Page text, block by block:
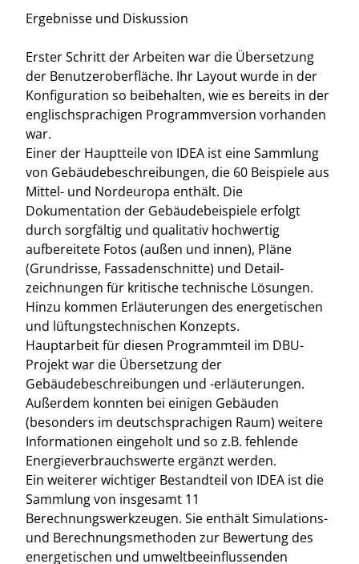
Ergebnisse und Diskussion
Erster Schritt der Arbeiten war die Übersetzung
der Benutzeroberfläche. Ihr Layout wurde in der
Konfiguration so beibehalten, wie es bereits in der
englischsprachigen Programmversion vorhanden
war.
Einer der Hauptteile von IDEA ist eine Sammlung
von Gebäudebeschreibungen, die 60 Beispiele aus
Mittel- und Nordeuropa enthält. Die
Dokumentation der Gebäudebeispiele erfolgt
durch sorgfältig und qualitativ hochwertig
aufbereitete Fotos (außen und innen), Pläne
(Grundrisse, Fassadenschnitte) und Detail-
zeichnungen für kritische technische Lösungen.
Hinzu kommen Erläuterungen des energetischen
und lüftungstechnischen Konzepts.
Hauptarbeit für diesen Programmteil im DBU-
Projekt war die Übersetzung der
Gebäudebeschreibungen und -erläuterungen.
Außerdem konnten bei einigen Gebäuden
(besonders im deutschsprachigen Raum) weitere
Informationen eingeholt und so z.B. fehlende
Energieverbrauchswerte ergänzt werden.
Ein weiterer wichtiger Bestandteil von IDEA ist die
Sammlung von insgesamt 11
Berechnungswerkzeugen. Sie enthält Simulations-
und Berechnungsmethoden zur Bewertung des
energetischen und umweltbeeinflussenden